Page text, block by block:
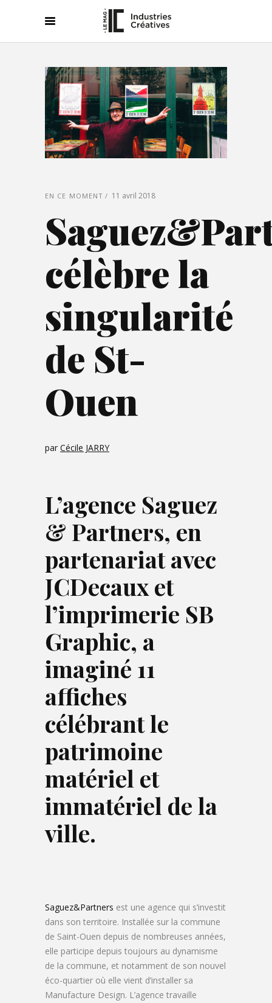
EN CE MOMENT 11 avril 2018
célèbre la
singularité
de St-
Ouen
par Cécile JARRY
L’agence Saguez
& Partners, en
partenariat avec
JCDecaux et
l’imprimerie SB
Graphic, a
imaginé 11
affiches
célébrant le
patrimoine
matériel et
immatériel de la
ville.
Saguez&Partners est une agence qui s’investit
dans son territoire. Installée sur la commune
de Saint-Ouen depuis de nombreuses années,
elle participe depuis toujours au dynamisme
de la commune, et notamment de son nouvel
éco-quartier où elle vient d’installer sa
Manufacture Design. L’agence travaille